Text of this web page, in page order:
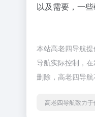
以及需要，一
本站高老四导航
导航实际控制，
删除，高老四导航
高老四导航致力